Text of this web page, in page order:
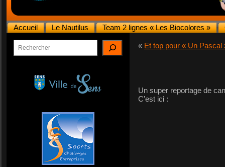
Accueil Le Nautilus Team 2 lignes « Les Biocolores »
Rechercher
« Et top pour « Un Pascal
Un super reportage de
C’est ici :